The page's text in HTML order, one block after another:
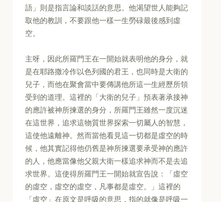
語」則是指言論和談話的意思。他渴望世人能夠記
取他的教訓，不要跟他一樣一生勞碌最後感到虛
空。
主呀，因此所羅門王在一開始就表明他的身分，就
是在耶路撒冷作以色列國的君王，也同時是大衛的
兒子，而他在聚會當中要傳講他所這一生經歷所領
受到的道理。這裡的「大衛的兒子」預表著承接神
的應許被神所揀選的身分，所羅門王雖然一度沉迷
在這世界，追求這物質世界探索一切屬人的智慧，
這使他遠離神。然而當他看見這一切都是虛空的時
候，他其實記得他仍舊是神所揀選要承受神的應許
的人，他應當像他父親大衛一樣追求神而不是去追
求世界。這使得所羅門王一開始就宣告說：「虛空
的虛空，虛空的虛空，凡事都是虛空。」這裡的
「虛空」在原文是呼吸的意思，指的就像是呼吸一